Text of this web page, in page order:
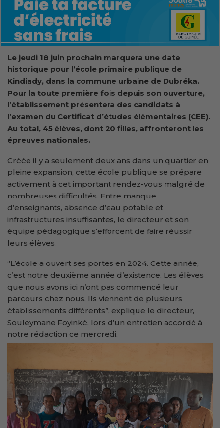
Le jeudi 18 juin prochain marquera une date
historique pour l’école primaire publique de
Kindiady, dans la commune urbaine de Dubréka.
Pour la toute première fois depuis son ouverture,
l’établissement présentera des candidats à
l’examen du Certificat d’études élémentaires (CEE).
Au total, 45 élèves, dont 20 filles, affronteront les
épreuves nationales.
Créée il y a seulement deux ans dans un quartier en
pleine expansion, cette école publique se prépare
activement à cet important rendez-vous malgré de
nombreuses difficultés. Entre manque
d’enseignants, absence d’eau potable et
infrastructures insuffisantes, le directeur et son
équipe pédagogique s’efforcent de faire réussir
leurs élèves.
‘’L’école a ouvert ses portes en 2024. Cette année,
c’est notre deuxième année d’existence. Les élèves
que nous avons ici n’ont pas commencé leur
parcours chez nous. Ils viennent de plusieurs
établissements différents’’, explique le directeur,
Souleymane Foyinké, lors d’un entretien accordé à
notre rédaction ce mercredi.